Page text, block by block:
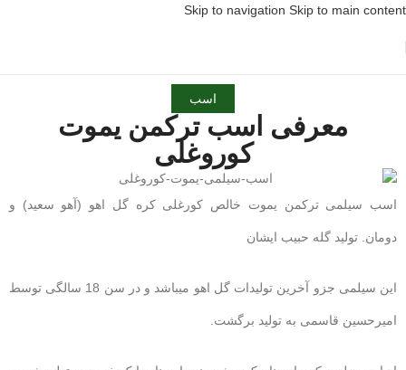
Skip to navigation Skip to main content
اسب
معرفی اسب ترکمن یموت
کوروغلی
اسب سیلمی ترکمن یموت خالص کورغلی کره گل اهو (آهو سعید) و
دومان. تولید گله حبیب ایشان
این سیلمی جزو آخرین تولیدات گل اهو میباشد و در سن 18 سالگی توسط
امیرحسین قاسمی به تولید برگشت.